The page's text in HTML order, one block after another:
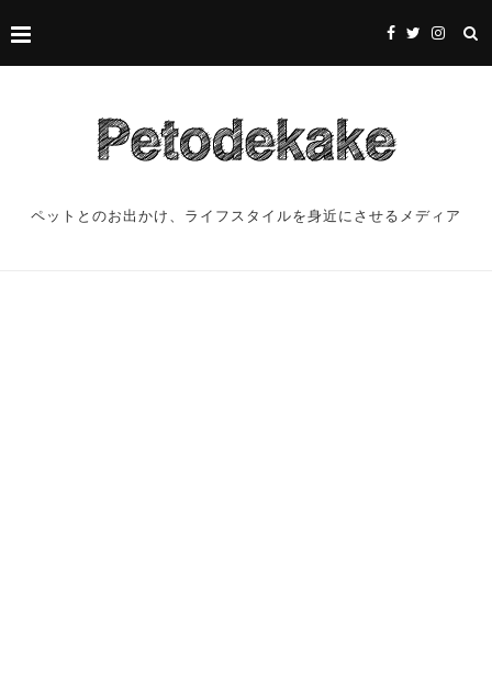
ペットとのお出かけ、ライフスタイルを身近にさせるメディア